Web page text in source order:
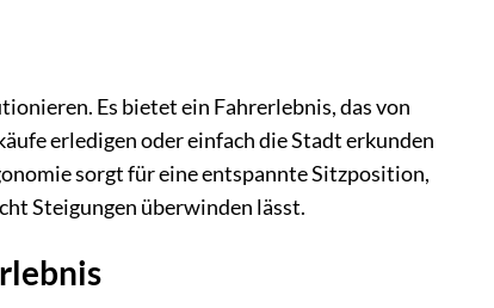
Es bietet ein Fahrerlebnis, das von
erledigen oder einfach die Stadt erkunden
sorgt für eine entspannte Sitzposition,
Steigungen überwinden lässt.